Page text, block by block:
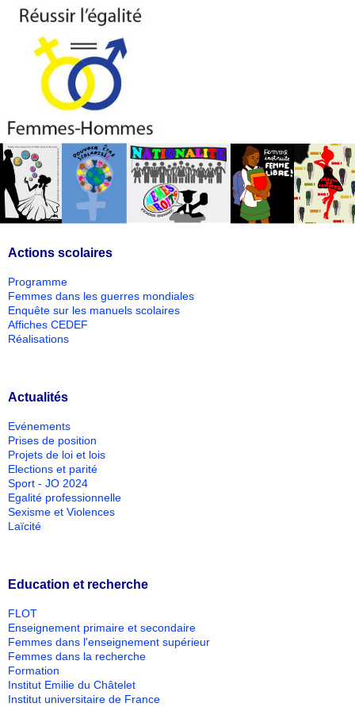
Actions scolaires
Programme
Femmes dans les guerres mondiales
Enquête sur les manuels scolaires
Affiches CEDEF
Réalisations
Actualités
Evénements
Prises de position
Projets de loi et lois
Elections et parité
Sport - JO 2024
Egalité professionnelle
Sexisme et Violences
Laïcité
Education et recherche
FLOT
Enseignement primaire et secondaire
Femmes dans l'enseignement supérieur
Femmes dans la recherche
Formation
Institut Emilie du Châtelet
Institut universitaire de France